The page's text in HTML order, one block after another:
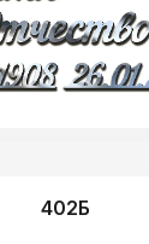
402Б